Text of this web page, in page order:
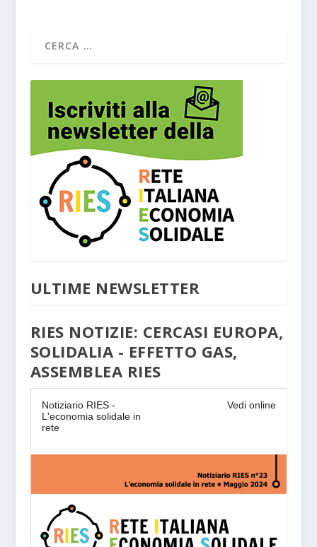
ULTIME NEWSLETTER
RIES NOTIZIE: CERCASI EUROPA,
SOLIDALIA - EFFETTO GAS,
ASSEMBLEA RIES